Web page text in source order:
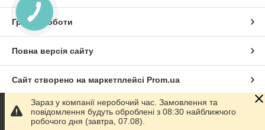
Оптимальні обороти для шліфування дерева 1800-2500об/хв
Графік роботи
Повна версія сайту
Сайт створено на маркетплейсі Prom.ua
Політика конфіденційності
Зараз у компанії неробочий час. Замовлення та
повідомлення будуть оброблені з 08:30 найближчого
робочого дня (завтра, 07.08).
КНОПКА
ЗВ'ЯЗКУ